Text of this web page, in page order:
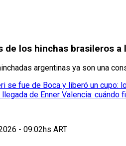
de los hinchas brasileros a
argentinas ya son una
se fue de Boca y liberó un cupo:
de Enner Valencia: cuándo
- 09:02hs ART